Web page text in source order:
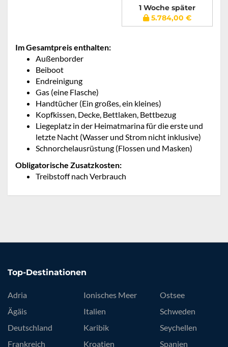
1 Woche später
5.784,00 €
Im Gesamtpreis enthalten:
Außenborder
Beiboot
Endreinigung
Gas (eine Flasche)
Handtücher (Ein großes, ein kleines)
Kopfkissen, Decke, Bettlaken, Bettbezug
Liegeplatz in der Heimatmarina für die erste und
letzte Nacht (Wasser und Strom nicht inklusive)
Schnorchelausrüstung (Flossen und Masken)
Obligatorische Zusatzkosten:
Treibstoff nach Verbrauch
Top-Destinationen
Adria
Ägäis
Deutschland
Frankreich
Ionisches Meer
Italien
Karibik
Kroatien
Ostsee
Schweden
Seychellen
Spanien